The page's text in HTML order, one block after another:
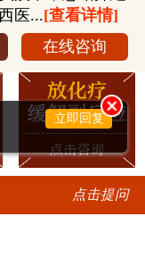
医...[查看详情]
在线咨询
点击提问
立即回复